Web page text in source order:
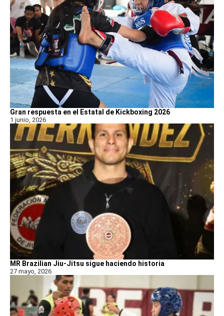
Gran respuesta en el Estatal de Kickboxing 2026
1 junio, 2026
MR Brazilian Jiu-Jitsu sigue haciendo historia
27 mayo, 2026